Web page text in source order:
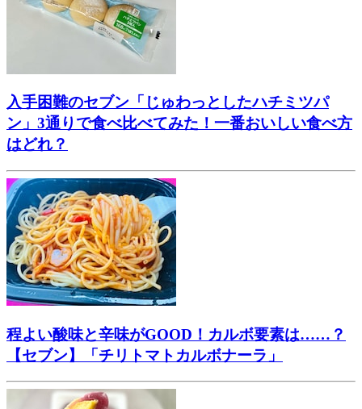
入手困難のセブン「じゅわっとしたハチミツパ
ン」3通りで食べ比べてみた！一番おいしい食べ方
はどれ？
程よい酸味と辛味がGOOD！カルボ要素は……？
【セブン】「チリトマトカルボナーラ」